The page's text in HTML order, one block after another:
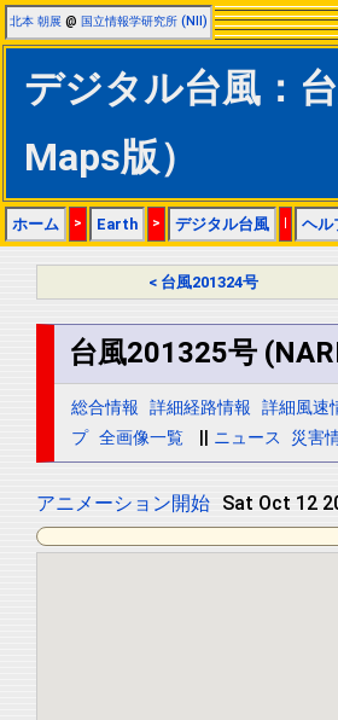
北本 朝展 @ 国立情報学研究所 (NII)
デジタル台風：
Maps版）
ホーム > Earth > デジタル台風 | ヘル
< 台風201324号
台風201325号
総合情報 詳細経路情報 詳細風速
プ 全画像一覧 ニュース 災害
アニメーション開始 Sun Oct 13